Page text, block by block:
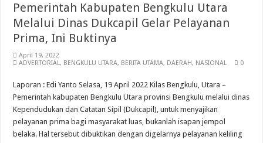
Pemerintah Kabupaten Bengkulu Utara
Melalui Dinas Dukcapil Gelar Pelayanan
Prima, Ini Buktinya
April 19, 2022
ADVERTORIAL, BENGKULU UTARA, BERITA UTAMA, DAERAH, NASIONAL 0
Laporan : Edi Yanto Selasa, 19 April 2022 Kilas Bengkulu, Utara –
Pemerintah kabupaten Bengkulu Utara provinsi Bengkulu melalui dinas
Kependudukan dan Catatan Sipil (Dukcapil), untuk menyajikan
pelayanan prima bagi masyarakat luas, bukanlah isapan jempol
belaka. Hal tersebut dibuktikan dengan digelarnya pelayanan keliling